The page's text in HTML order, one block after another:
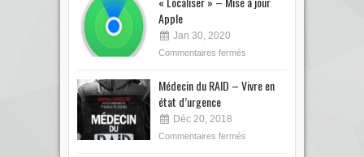
Apple
Jan 30, 2020
Commentaires fermés
Médecin du RAID – Vivre en
état d’urgence
Déc 20, 2018
Commentaires fermés